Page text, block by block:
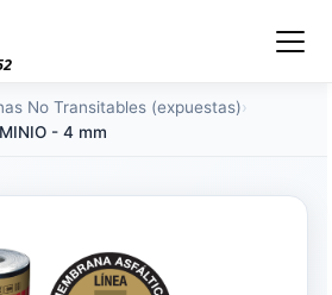
No Transitables (expuestas)›
- 4 mm